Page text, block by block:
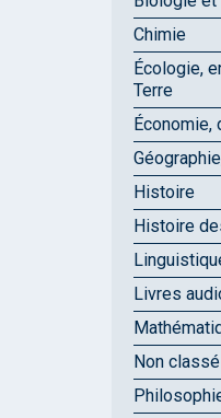
Chimie
Écologie,
Terre
Économie,
Histoire
Histoire
Livres
Non classé